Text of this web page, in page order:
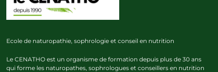
Ecole de naturopathie, sophrologie et conseil en nutrition
Le CENATHO est un organisme de formation depuis plus de 30 ans
qui forme les naturopathes, sophrologues et conseillers en nutrition